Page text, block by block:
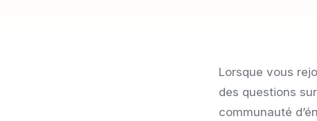
Lorsque vous
des questions
communauté